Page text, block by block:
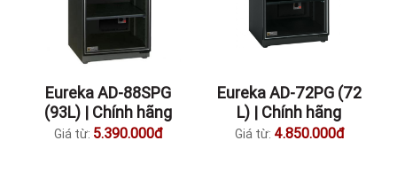
Eureka AD-88SPG
(93L) | Chính hãng
Giá từ: 5.390.000đ
Eureka AD-72PG (72
L) | Chính hãng
Giá từ: 4.850.000đ